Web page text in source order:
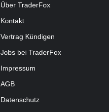
Über TraderFox
Kontakt
Vertrag Kündigen
Jobs bei TraderFox
Impressum
AGB
Datenschutz